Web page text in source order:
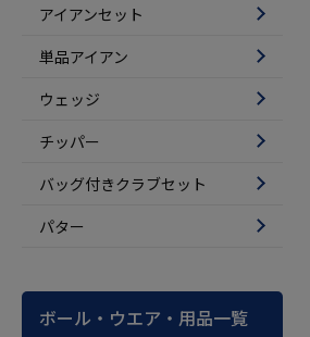
アイアンセット
単品アイアン
ウェッジ
チッパー
バッグ付きクラブセット
パター
ボール・ウエア・用品一覧